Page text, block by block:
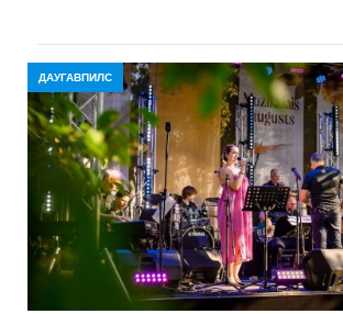
ДАУГАВПИЛС